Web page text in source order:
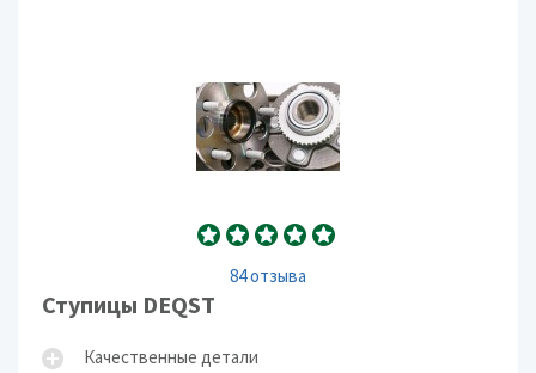
84 отзыва
Ступицы DEQST
Качественные детали